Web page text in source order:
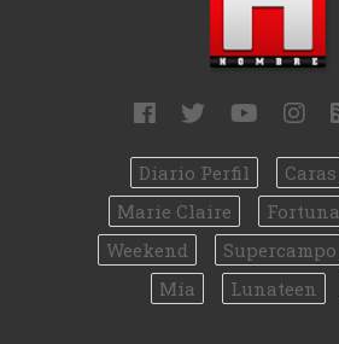
Diario Perfil Caras
Marie Claire
Fortuna
Weekend
Supercampo
Mía
Lunateen